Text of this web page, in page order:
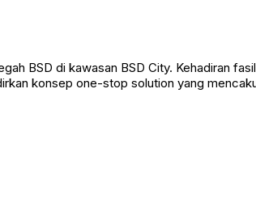
BSD di kawasan BSD City. Kehadiran
konsep one-stop solution yang